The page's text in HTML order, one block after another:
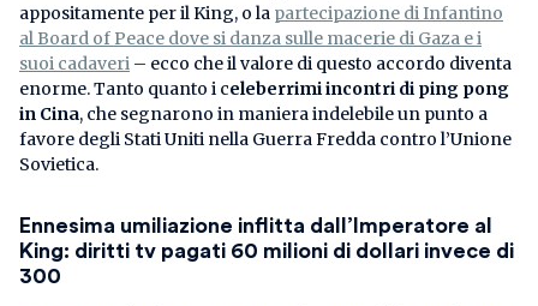
appositamente per il King, o la partecipazione di Infantino
al Board of Peace dove si danza sulle macerie di Gaza e i
suoi cadaveri – ecco che il valore di questo accordo diventa
enorme. Tanto quanto i celeberrimi incontri di ping pong
in Cina, che segnarono in maniera indelebile un punto a
favore degli Stati Uniti nella Guerra Fredda contro l’Unione
Sovietica.
Ennesima umiliazione inflitta dall’Imperatore al
King: diritti tv pagati 60 milioni di dollari invece di
300